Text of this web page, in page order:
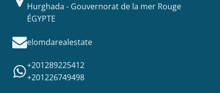
Hurghada - Gouvernorat de la mer Rouge
ÉGYPTE
elomdarealestate
+201289225412
+201226749498